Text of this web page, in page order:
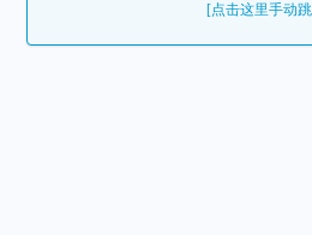
[点击这里手动